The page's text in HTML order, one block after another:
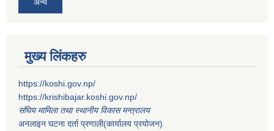
मुख्य लिंकहरु
https://koshi.gov.np/
https://krishibajar.koshi.gov.np/
संघिय मामिला तथा स्थानीय विकास मन्त्रालय
अनलाइन घटना दर्ता प्रणाली(कार्यालय प्रयोजन)